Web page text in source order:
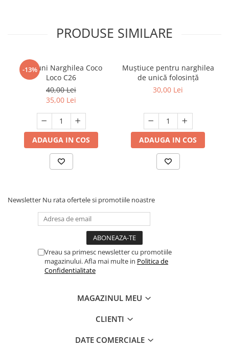
PRODUSE SIMILARE
-13%
Carbuni Narghilea Coco
Loco C26
40,00 Lei
35,00 Lei
ADAUGA IN COS
Muștiuce pentru narghilea
de unică folosință
30,00 Lei
ADAUGA IN COS
Newsletter Nu rata ofertele si promotiile noastre
Vreau sa primesc newsletter cu promotiile
magazinului. Afla mai multe in Politica de
Confidentialitate
MAGAZINUL MEU
CLIENTI
DATE COMERCIALE